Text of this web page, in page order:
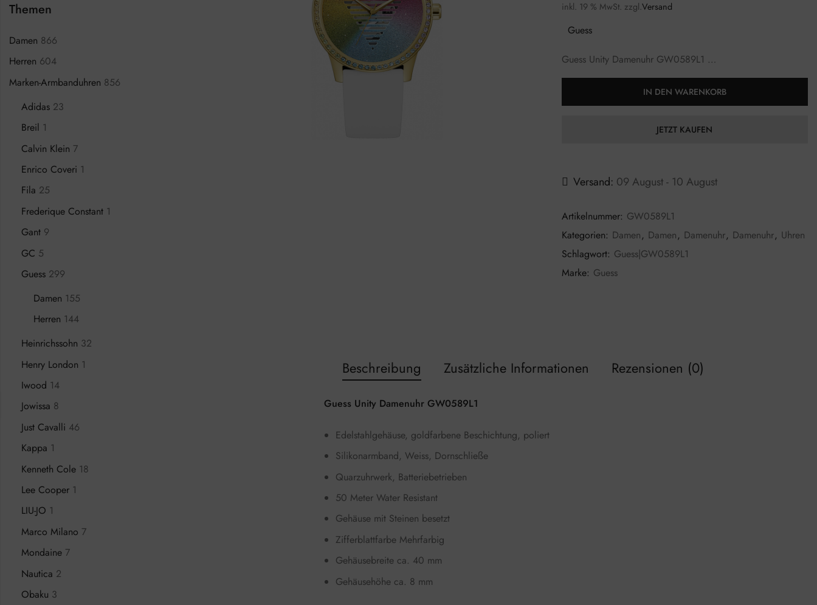
inkl. 19 % MwSt. zzgl.Versand
Guess
Guess Unity Damenuhr GW0589L1 …
IN DEN WARENKORB
JETZT KAUFEN
Versand: 09 August - 10 August
Artikelnummer: GW0589L1
Kategorien: Damen, Damen, Damenuhr, Damenuhr, Uhren
Schlagwort: Guess|GW0589L1
Marke: Guess
Beschreibung Zusätzliche Informationen Rezensionen (0)
Guess Unity Damenuhr GW0589L1
Edelstahlgehäuse, goldfarbene Beschichtung, poliert
Silikonarmband, Weiss, Dornschließe
Quarzuhrwerk, Batteriebetrieben
50 Meter Water Resistant
Gehäuse mit Steinen besetzt
Zifferblattfarbe Mehrfarbig
Gehäusebreite ca. 40 mm
Gehäusehöhe ca. 8 mm
Themen
Damen 866
Herren 604
Marken-Armbanduhren 856
Adidas 23
Breil 1
Calvin Klein 7
Enrico Coveri 1
Fila 25
Frederique Constant 1
Gant 9
GC 5
Guess 299
Damen 155
Herren 144
Heinrichssohn 32
Henry London 1
Iwood 14
Jowissa 8
Just Cavalli 46
Kappa 1
Kenneth Cole 18
Lee Cooper 1
LIU-JO 1
Marco Milano 7
Mondaine 7
Nautica 2
Obaku 3